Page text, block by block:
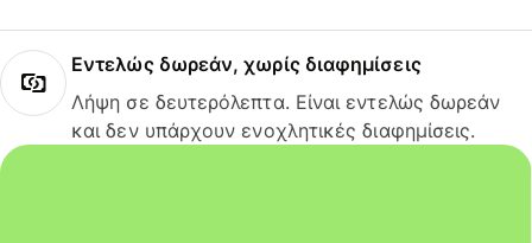
Εντελώς δωρεάν, χωρίς διαφημίσεις
Λήψη σε δευτερόλεπτα. Είναι εντελώς δωρεάν
και δεν υπάρχουν ενοχλητικές διαφημίσεις.